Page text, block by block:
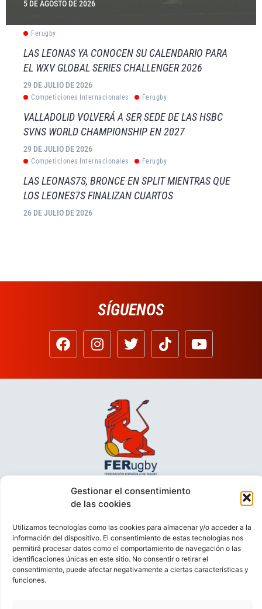
Gestionar el consentimiento
de las cookies
Utilizamos tecnologías como las cookies para almacenar y/o acceder a la
información del dispositivo. El consentimiento de estas tecnologías nos
permitirá procesar datos como el comportamiento de navegación o las
identificaciones únicas en este sitio. No consentir o retirar el
consentimiento, puede afectar negativamente a ciertas características y
funciones.
5 DE AGOSTO DE 2026
Ferugby
LAS LEONAS YA CONOCEN SU CALENDARIO PARA
EL WXV GLOBAL SERIES CHALLENGER 2026
29 DE JULIO DE 2026
Competiciones Internacionales Ferugby
VALLADOLID VOLVERÁ A SER SEDE DE LAS HSBC
SVNS WORLD CHAMPIONSHIP EN 2027
29 DE JULIO DE 2026
Competiciones Internacionales Ferugby
LAS LEONAS7S, BRONCE EN SPLIT MIENTRAS QUE
LOS LEONES7S FINALIZAN CUARTOS
26 DE JULIO DE 2026
SÍGUENOS
VIDEOCONFERENCIAS